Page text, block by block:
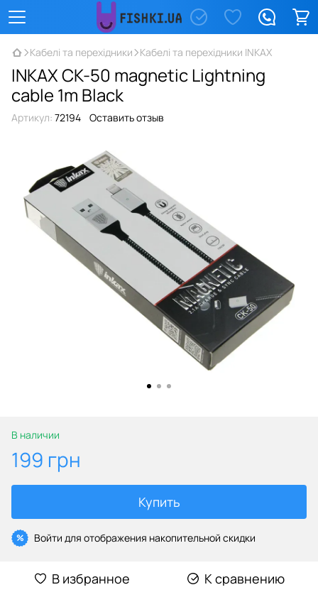
Кабелі та перехідники Кабелі та перехідники INKAX
INKAX CK-50 magnetic Lightning
cable 1m Black
Артикул: 72194 Оставить отзыв
В наличии
199 грн
Купить
% Войти для отображения накопительной скидки
В избранное К сравнению